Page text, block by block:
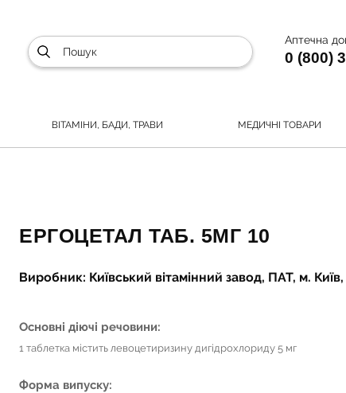
Аптечна
0 (800)
ВІТАМІНИ, БАДИ, ТРАВИ МЕДИЧНІ ТОВАРИ
ЕРГОЦЕТАЛ ТАБ. 5МГ 10
Виробник: Київський вітамінний завод, ПАТ, м. Київ,
Основні діючі речовини:
1 таблетка містить левоцетиризину дигідрохлориду 5 мг
Форма випуску: